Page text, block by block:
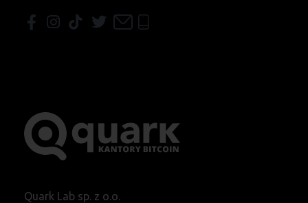
Quark Lab sp. z o.o.